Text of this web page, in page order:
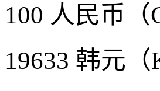
100 人民币（
19633 韩元（